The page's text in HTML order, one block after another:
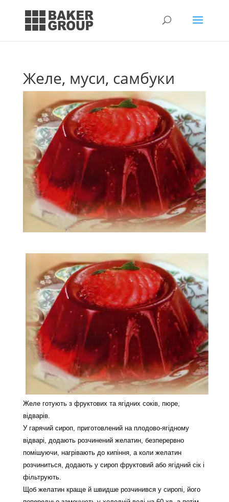
Желе, муси, самбуки
Желе готують з фруктових та ягідних соків, пюре,
відварів.
У гарячий сироп, приготовлений на плодово-ягідному
відварі, додають розчинений желатин, безперервно
помішуючи, нагрівають до кипіння, а коли желатин
розчиниться, додають у сироп фруктовий або ягідний сік і
фільтрують.
Щоб желатин краще й швидше розчинився у сиропі, його